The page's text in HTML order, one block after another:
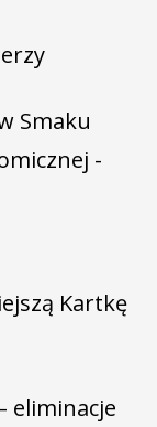
Smaku
-
Kartkę
eliminacje